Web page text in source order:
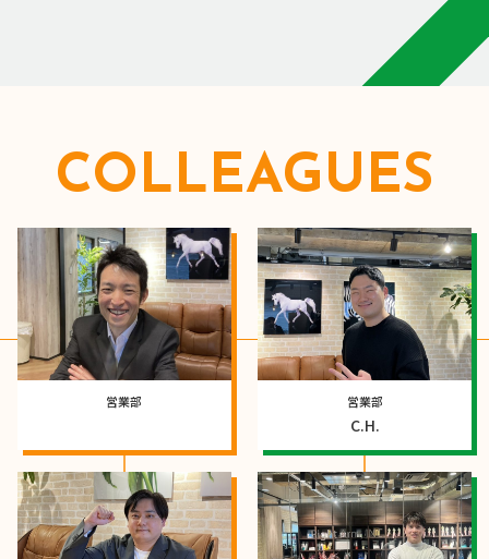
COLLEAGUES
営業部 営業部
C.H.